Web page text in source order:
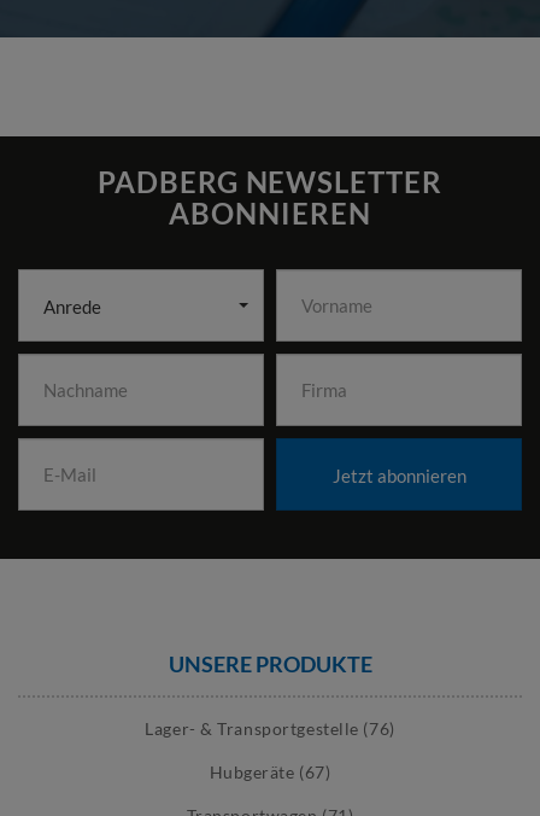
PADBERG NEWSLETTER
ABONNIEREN
Anrede
Jetzt abonnieren
UNSERE PRODUKTE
Lager- & Transportgestelle (76)
Hubgeräte (67)